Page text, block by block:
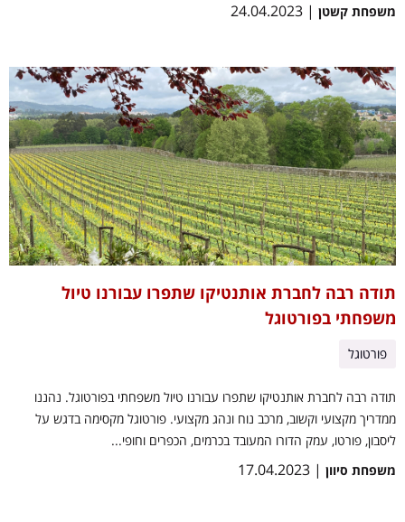
משפחת קשטן | 24.04.2023
תודה רבה לחברת אותנטיקו שתפרו עבורנו טיול
משפחתי בפורטוגל
פורטוגל
תודה רבה לחברת אותנטיקו שתפרו עבורנו טיול משפחתי בפורטוגל. נהננו
ממדריך מקצועי וקשוב, מרכב נוח ונהג מקצועי. פורטוגל מקסימה בדגש על
ליסבון, פורטו, עמק הדורו המעובד בכרמים, הכפרים וחופי...
משפחת סיוון | 17.04.2023